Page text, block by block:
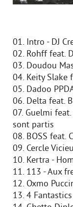
01. Intro - DJ
02. Rohff feat.
03. Doudou
04. Keity Slake
05. Dadoo
06. Delta feat.
07. Guelmi
sont partis
08. BOSS feat.
09. Cercle
10. Kertra -
11. 113 - Aux
12. Oxmo
13. 4